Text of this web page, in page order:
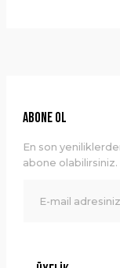
Ürün resmi
Ürün bilgilerinde
Bu ürüne benzer
ABONE OL
En son
abone olabilirsiniz.